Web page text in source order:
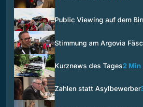
Public Viewing auf dem
Stimmung am Argovia
Kurznews des Tages2 Min
Zahlen statt Asylbewerber